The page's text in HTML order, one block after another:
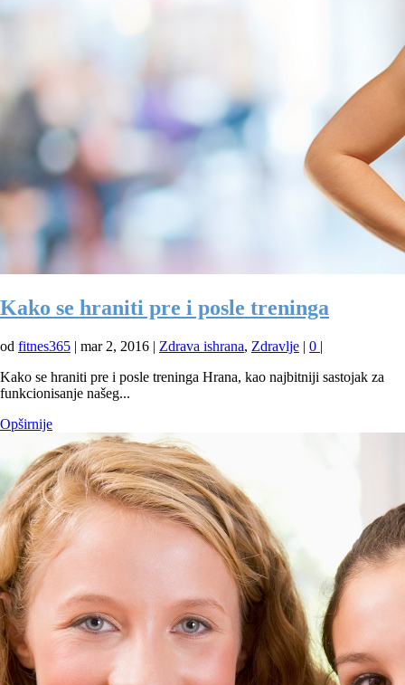
Kako se hraniti pre i posle treninga
od fitnes365 | mar 2, 2016 | Zdrava ishrana, Zdravlje | 0 |
Kako se hraniti pre i posle treninga Hrana, kao najbitniji sastojak za
funkcionisanje našeg...
Opširnije